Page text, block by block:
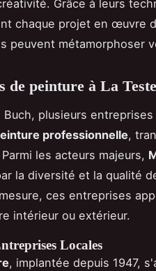
Grâce à leurs
chaque projet en œuvre
peuvent métamorphoser
de peinture à La
Buch, plusieurs
professionnelle,
les acteurs majeurs,
la diversité et la qualité
ces entreprises
intérieur ou extérieur.
Locales
, implantée depuis 1947,